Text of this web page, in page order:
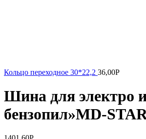
Кольцо переходное 30*22,2 36,00Р
Шина для электро
бензопил»MD-